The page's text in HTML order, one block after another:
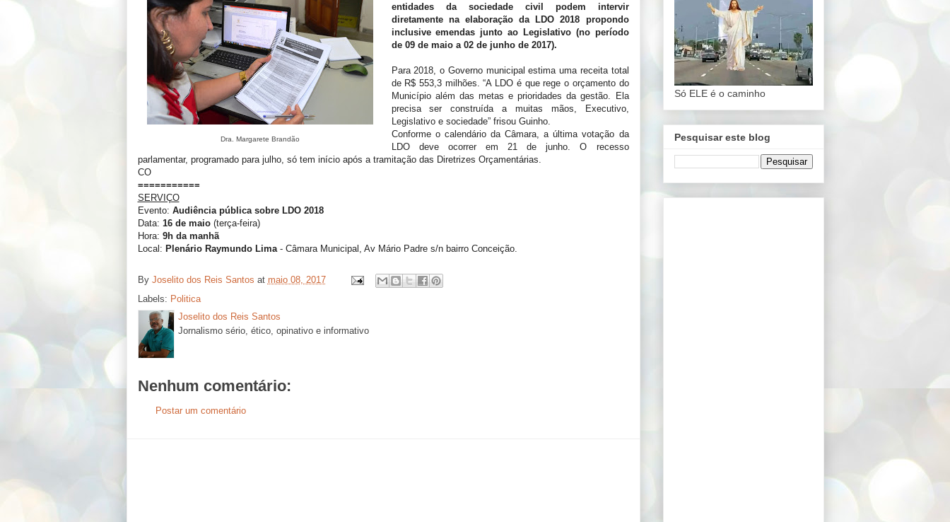
Dra. Margarete Brandão
entidades da sociedade civil podem intervir
diretamente na elaboração da LDO 2018 propondo
inclusive emendas junto ao Legislativo (no período
de 09 de maio a 02 de junho de 2017).
Para 2018, o Governo municipal estima uma receita total
de R$ 553,3 milhões. “A LDO é que rege o orçamento do
Município além das metas e prioridades da gestão. Ela
precisa ser construída a muitas mãos, Executivo,
Legislativo e sociedade” frisou Guinho.
Conforme o calendário da Câmara, a última votação da
LDO deve ocorrer em 21 de junho. O recesso
parlamentar, programado para julho, só tem início após a tramitação das Diretrizes Orçamentárias.
CO
===========
SERVIÇO
Evento: Audiência pública sobre LDO 2018
Data: 16 de maio(terça-feira)
Hora: 9h da manhã
Local: Plenário Raymundo Lima- Câmara Municipal, Av Mário Padre s/n bairro Conceição.
By Joselito dos Reis Santos at maio 08, 2017
Labels: Politica
Joselito dos Reis Santos
Jornalismo sério, ético, opinativo e informativo
Nenhum comentário:
Postar um comentário
Só ELE é o caminho
Pesquisar este blog